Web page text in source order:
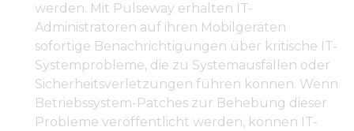
werden. Mit Pulseway erhalten IT-
Administratoren auf ihren Mobilgeräten
sofortige Benachrichtigungen über kritische IT-
Systemprobleme, die zu Systemausfällen oder
Sicherheitsverletzungen führen können. Wenn
Betriebssystem-Patches zur Behebung dieser
Probleme veröffentlicht werden, können IT-